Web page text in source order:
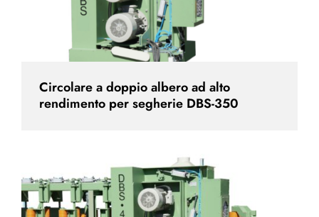
Circolare a doppio albero ad alto
rendimento per segherie DBS-350